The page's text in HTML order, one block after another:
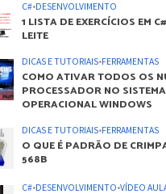
C#•DESENVOLVIMENTO
1 LISTA DE EXERCÍCIOS EM
LEITE
DICAS E TUTORIAIS•FERRAMENTAS
COMO ATIVAR TODOS OS
PROCESSADOR NO SISTEMA
OPERACIONAL WINDOWS
DICAS E TUTORIAIS•FERRAMENTAS
O QUE É PADRÃO DE
568B
C#•DESENVOLVIMENTO•VÍDEO